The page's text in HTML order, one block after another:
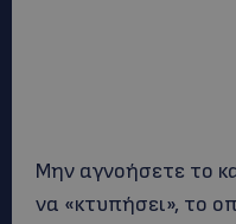
Μην αγνοήσετε το
να «κτυπήσει», το